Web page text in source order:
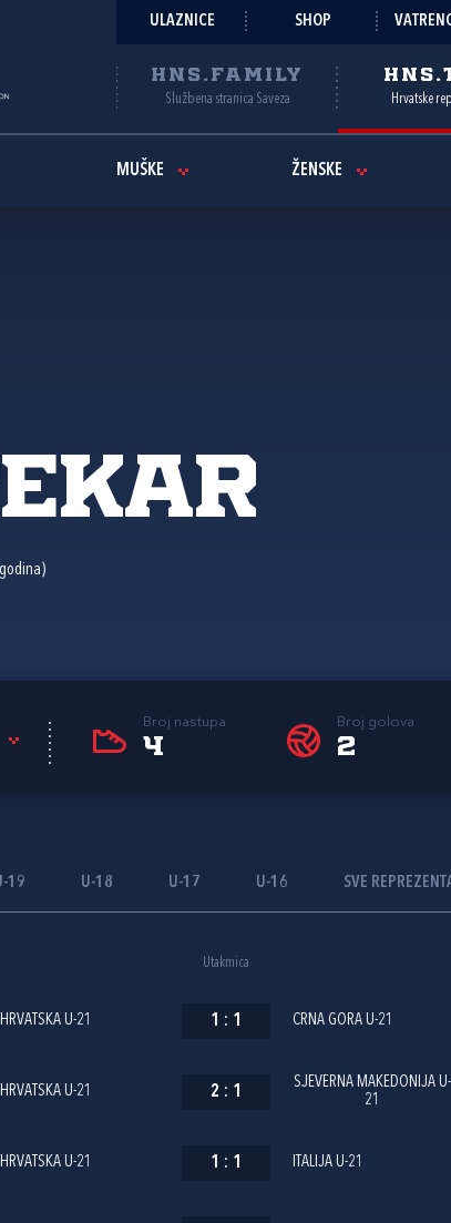
ULAZNICE SHOP
HNS.FAMILY
Službena stranica Saveza Hrvatske
MUŠKE ŽENSKE
Broj nastupa
4
Broj golova
2
19 U-18 U-17 U-16 SVE
Utakmica
HRVATSKA U-21 1 : 1 CRNA GORA U-21
HRVATSKA U-21 2 : 1
SJEVERNA MAKEDONIJA U-
21
HRVATSKA U-21 1 : 1 ITALIJA U-21